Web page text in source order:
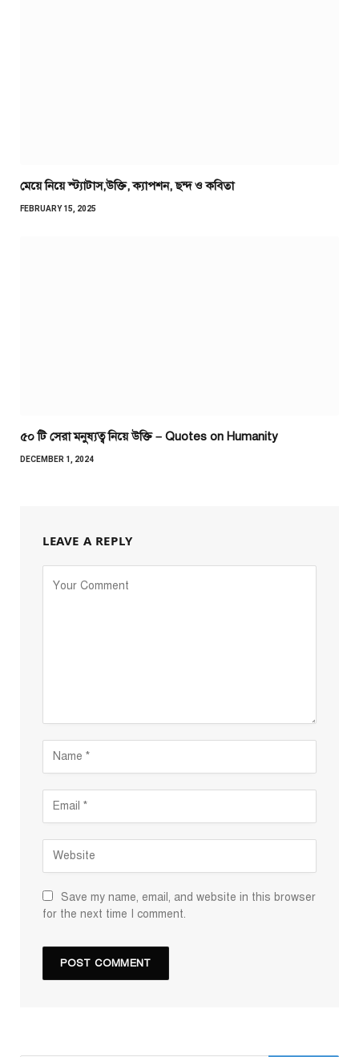
মেয়ে নিয়ে স্ট্যাটাস,উক্তি, ক্যাপশন, ছন্দ ও কবিতা
FEBRUARY 15, 2025
৫০ টি সেরা মনুষ্যত্ব নিয়ে উক্তি – Quotes on Humanity
DECEMBER 1, 2024
LEAVE A REPLY
Save my name, email, and website in this browser
for the next time I comment.